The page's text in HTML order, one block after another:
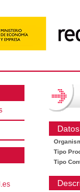
Tipo
Tipo